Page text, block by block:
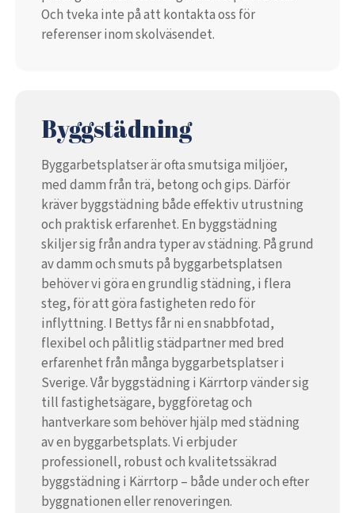
Och tveka inte på att kontakta oss för
referenser inom skolväsendet.
Byggstädning
Byggarbetsplatser är ofta smutsiga miljöer,
med damm från trä, betong och gips. Därför
kräver byggstädning både effektiv utrustning
och praktisk erfarenhet. En byggstädning
skiljer sig från andra typer av städning. På grund
av damm och smuts på byggarbetsplatsen
behöver vi göra en grundlig städning, i flera
steg, för att göra fastigheten redo för
inflyttning. I Bettys får ni en snabbfotad,
flexibel och pålitlig städpartner med bred
erfarenhet från många byggarbetsplatser i
Sverige. Vår byggstädning i Kärrtorp vänder sig
till fastighetsägare, byggföretag och
hantverkare som behöver hjälp med städning
av en byggarbetsplats. Vi erbjuder
professionell, robust och kvalitetssäkrad
byggstädning i Kärrtorp – både under och efter
byggnationen eller renoveringen.